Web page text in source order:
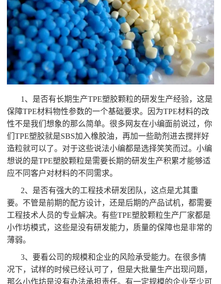
1、是否有长期生产TPE塑胶颗粒的研发生产经验，这是
保障TPE材料物性参数的一个基础要求。因为TPE材料的改
性不是我们想象的那么简单。很多网友在小编面前说过，你
们TPE塑胶就是SBS加入橡胶油，再加一些助剂进去搅拌好
造粒就可以了。对于这些说法小编都是选择笑笑而过。小编
想说的是TPE塑胶颗粒是需要长期的研发生产积累才能够适
应不同客户对材料的不同需求。
2、是否有强大的工程技术研发团队，这点是尤其重
要。不管是前期的配方设计，还是后期的产品试机，都需要
工程技术人员的专业解决。有些TPE塑胶颗粒生产厂家都是
小作坊模式，这些是没有研发能力，质量的保障也是非常的
薄弱。
3、要看公司的规模和企业的风险承受能力。在很多情
况下，试样的时候已经认可了，但是大批量生产出现问题，
那么小作坊是没有办法承担责任。有一定规模的企业至少可